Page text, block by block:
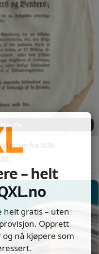
16s
Johan fra 1839.
20,-
– helt
helt gratis – uten
Opprett
nå kjøpere som